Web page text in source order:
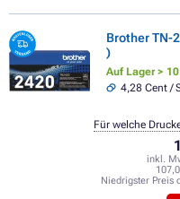
Brother TN-
)
Auf Lager >
4,28 Cent /
inkl.
Niedrigster Preis
Für welche